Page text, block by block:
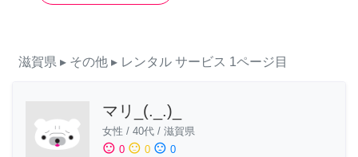
滋賀県 ▸ その他 ▸ レンタル サービス 1ページ目
マリ_(._.)_
女性 / 40代 / 滋賀県
sentiment_satisfied 0 sentiment_neutral 0 sentiment_dissatisfied 0